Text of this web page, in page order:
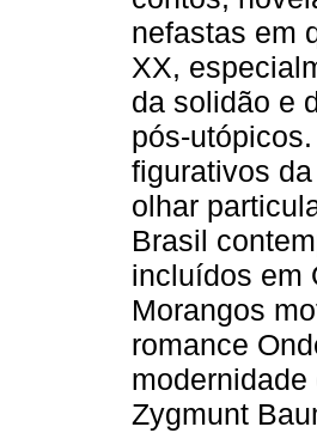
nefastas em
XX,
da solidão e
pós-
figurativos
olhar
Brasil
incluídos em
Morangos
romance
Zygmunt